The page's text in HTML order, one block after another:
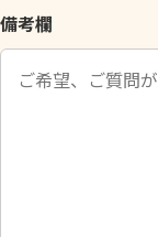
空
の
備考欄